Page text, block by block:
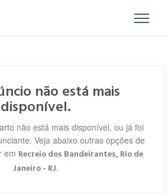
não está mais
disponível.
não está mais disponível, ou já foi
Veja abaixo outras opções de
em Recreio dos Bandeirantes, Rio de
Janeiro - RJ.